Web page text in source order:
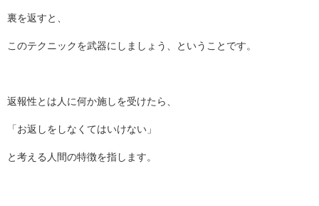
裏を返すと、
このテクニックを武器にしましょう、ということです。
返報性とは人に何か施しを受けたら、
「お返しをしなくてはいけない」
と考える人間の特徴を指します。